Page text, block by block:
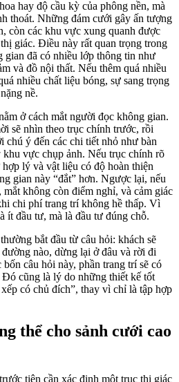
hay độ cầu kỳ của phông nền, mà
thoát. Những đám cưới gây ấn tượng
còn các khu vực xung quanh được
giác. Điều này rất quan trọng trong
gian đã có nhiều lớp thông tin như
và đồ nội thất. Nếu thêm quá nhiều
nhiều chất liệu bóng, sự sang trọng
nề.
ở cách mắt người đọc không gian.
sẽ nhìn theo trục chính trước, rồi
chú ý đến các chi tiết nhỏ như bàn
khu vực chụp ảnh. Nếu trục chính rõ
lý và vật liệu có độ hoàn thiện
gian này “đắt” hơn. Ngược lại, nếu
không còn điểm nghỉ, và cảm giác
chi phí trang trí không hề thấp. Vì
ít đầu tư, mà là đầu tư đúng chỗ.
bắt đầu từ câu hỏi: khách sẽ
nào, dừng lại ở đâu và rời đi
câu hỏi này, phần trang trí sẽ có
cũng là lý do những thiết kế tốt
có chủ đích”, thay vì chỉ là tập hợp
thể cho sảnh cưới cao
tiên cần xác định một trục thị giác